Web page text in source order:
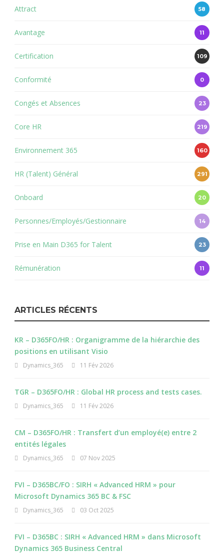
Attract 58
Avantage 11
Certification 109
Conformité 0
Congés et Absences 23
Core HR 219
Environnement 365 160
HR (Talent) Général 291
Onboard 20
Personnes/Employés/Gestionnaire 14
Prise en Main D365 for Talent 23
Rémunération 11
ARTICLES RÉCENTS
KR – D365FO/HR : Organigramme de la hiérarchie des
positions en utilisant Visio
Dynamics_365 11 Fév 2026
TGR – D365FO/HR : Global HR process and tests cases.
Dynamics_365 11 Fév 2026
CM – D365FO/HR : Transfert d’un employé(e) entre 2
entités légales
Dynamics_365 07 Nov 2025
FVI – D365BC/FO : SIRH « Advanced HRM » pour
Microsoft Dynamics 365 BC & FSC
Dynamics_365 03 Oct 2025
FVI – D365BC : SIRH « Advanced HRM » dans Microsoft
Dynamics 365 Business Central